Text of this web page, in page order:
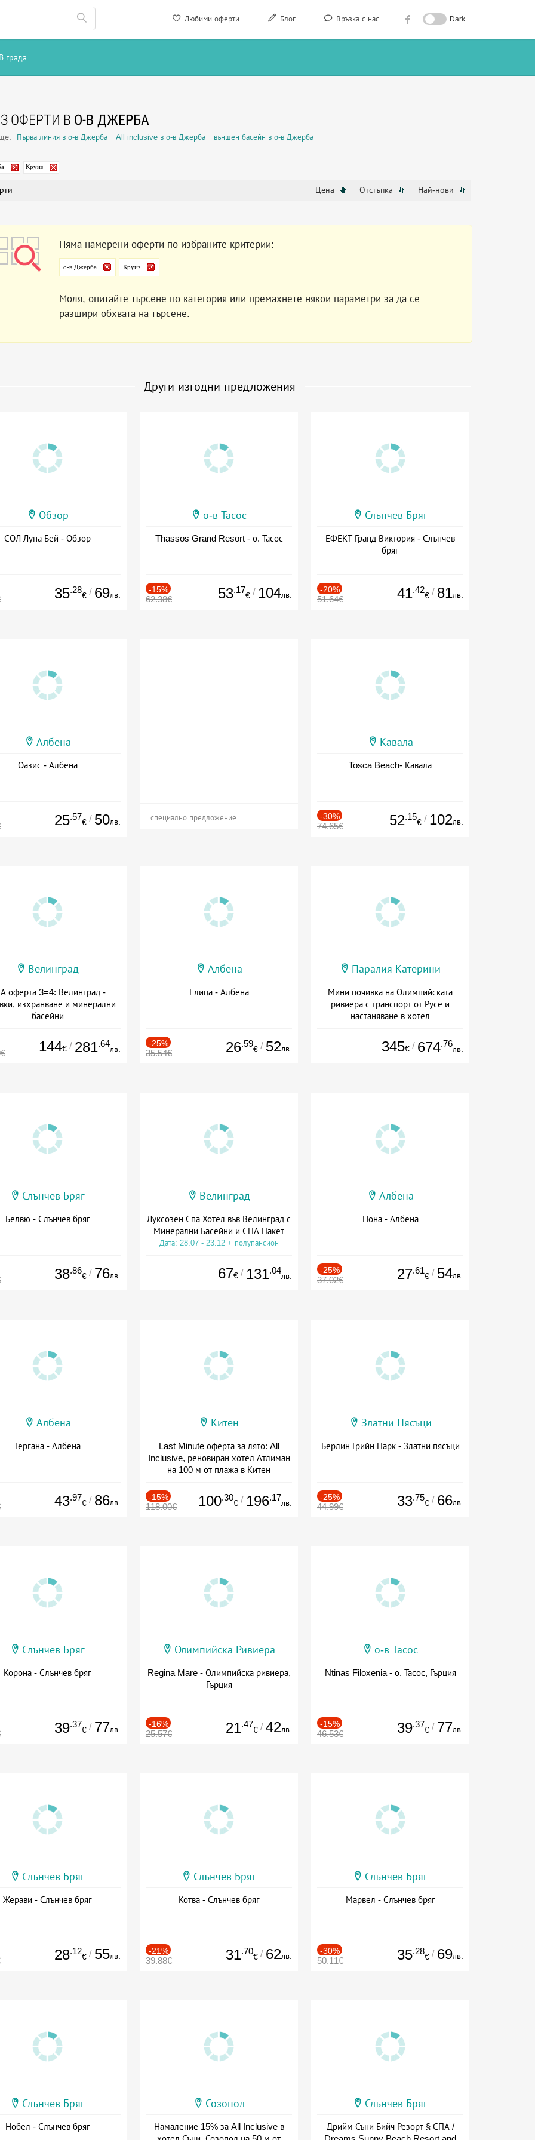
Любими оферти Блог Връзка с нас Dark
В града
ОФЕРТИ В О-В ДЖЕРБА
Първа линия в о-в Джерба All inclusive в о-в Джерба външен басейн в о-в Джерба
Круиз
Цена Отстъпка Най-нови
Няма намерени оферти по избраните критерии:
о-в Джерба Круиз
Моля, опитайте търсене по категория или премахнете някои параметри за да се
разшири обхвата на търсене.
Други изгодни предложения
Обзор
СОЛ Луна Бей - Обзор
35.28
€ / 69лв.
о-в Тасос
Thassos Grand Resort - о. Тасос
-15%
62.38€ 53.17
€ / 104лв.
Слънчев Бряг
ЕФЕКТ Гранд Виктория - Слънчев
бряг
-20%
51.64€ 41.42
€ / 81лв.
Албена
Оазис - Албена
25.57
€ / 50лв. специално предложение
Кавала
Tosca Beach- Кавала
-30%
74.65€ 52.15
€ / 102лв.
Велинград
оферта 3=4: Велинград -
изхранване и минерални
басейни
144€ / 281.64
лв.
Албена
Елица - Албена
-25%
35.54€ 26.59
€ / 52лв.
Паралия Катерини
Мини почивка на Олимпийската
ривиера с транспорт от Русе и
настаняване в хотел
345€ / 674.76
лв.
Слънчев Бряг
Белвю - Слънчев бряг
38.86
€ / 76лв.
Велинград
Луксозен Спа Хотел във Велинград с
Минерални Басейни и СПА Пакет
Дата: 28.07 - 23.12 + полупансион
67€ / 131.04
лв.
Албена
Нона - Албена
-25%
37.02€ 27.61
€ / 54лв.
Албена
Гергана - Албена
43.97
€ / 86лв.
Китен
Last Minute оферта за лято: All
Inclusive, реновиран хотел Атлиман
на 100 м от плажа в Китен
-15%
118.00€ 100.30
€ / 196.17
лв.
Златни Пясъци
Берлин Грийн Парк - Златни пясъци
-25%
44.99€ 33.75
€ / 66лв.
Слънчев Бряг
Корона - Слънчев бряг
39.37
€ / 77лв.
Олимпийска Ривиера
Regina Mare - Олимпийска ривиера,
Гърция
-16%
25.57€ 21.47
€ / 42лв.
о-в Тасос
Ntinas Filoxenia - о. Тасос, Гърция
-15%
46.53€ 39.37
€ / 77лв.
Слънчев Бряг
Жерави - Слънчев бряг
28.12
€ / 55лв.
Слънчев Бряг
Котва - Слънчев бряг
-21%
39.88€ 31.70
€ / 62лв.
Слънчев Бряг
Марвел - Слънчев бряг
-30%
50.11€ 35.28
€ / 69лв.
Слънчев Бряг
Нобел - Слънчев бряг
Созопол
Намаление 15% за All Inclusive в
Слънчев Бряг
Дрийм Съни Бийч Резорт § СПА /